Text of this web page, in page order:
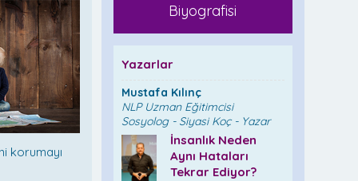
korumayı
Biyografisi
Yazarlar
Mustafa Kılınç
NLP Uzman Eğitimcisi
Sosyolog - Siyasi Koç - Yazar
İnsanlık Neden
Aynı Hataları
Tekrar Ediyor?